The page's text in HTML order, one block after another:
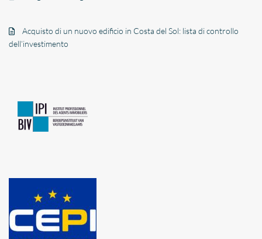
Acquisto di un nuovo edificio in Costa del Sol: lista di controllo
dell’investimento